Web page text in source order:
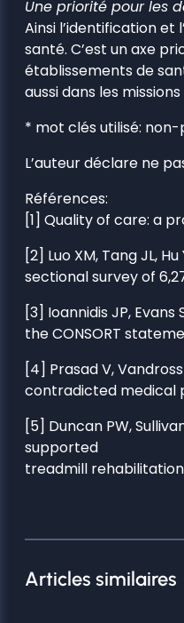
Une priorité pour les
Ainsi l’identification
santé. C’est un axe
établissements de
aussi dans les missions
* mot clés utilisé:
L’auteur déclare ne
Références:
[1] Quality of care: a
[2] Luo XM, Tang JL,
sectional survey of
[3] Ioannidis JP,
the CONSORT
[4] Prasad V,
contradicted medical
[5] Duncan PW,
supported
treadmill rehabilitation
Articles similaires